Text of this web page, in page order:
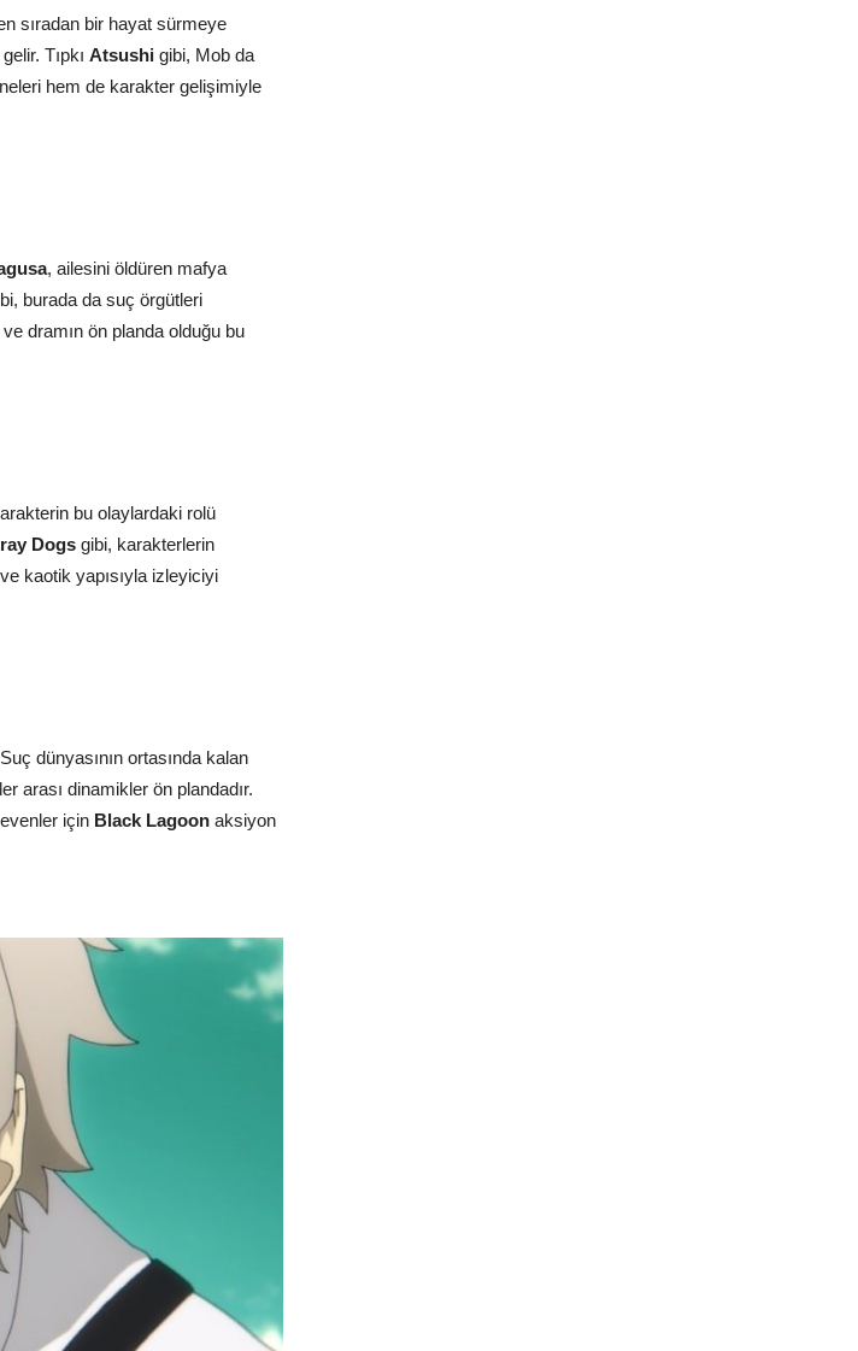
sıradan bir hayat sürmeye
Tıpkı Atsushi gibi, Mob da
hem de karakter gelişimiyle
, ailesini öldüren mafya
burada da suç örgütleri
dramın ön planda olduğu bu
bu olaylardaki rolü
Dogs gibi, karakterlerin
kaotik yapısıyla izleyiciyi
dünyasının ortasında kalan
arası dinamikler ön plandadır.
için Black Lagoon aksiyon